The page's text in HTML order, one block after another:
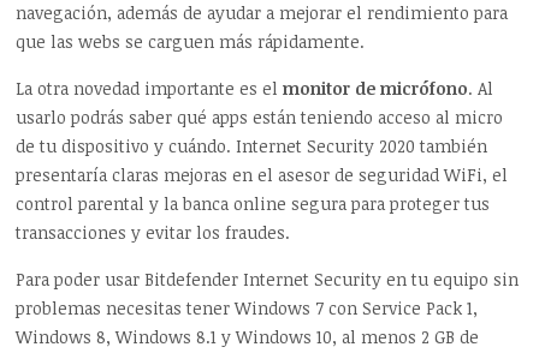
navegación, además de ayudar a mejorar el rendimiento para
que las webs se carguen más rápidamente.
La otra novedad importante es elmonitor de micrófono. Al
usarlo podrás saber qué apps están teniendo acceso al micro
de tu dispositivo y cuándo. Internet Security 2020 también
presentaría claras mejoras en el asesor de seguridad WiFi, el
control parental y la banca online segura para proteger tus
transacciones y evitar los fraudes.
Para poder usar Bitdefender Internet Security en tu equipo sin
problemas necesitas tener Windows 7 con Service Pack 1,
Windows 8, Windows 8.1 y Windows 10, al menos 2 GB de